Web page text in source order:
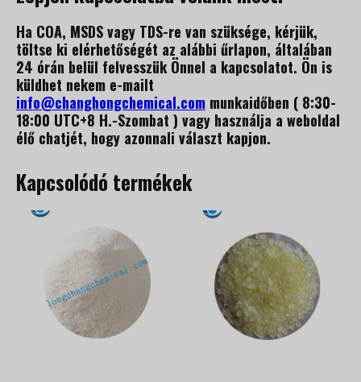
Ha COA, MSDS vagy TDS-re van szüksége, kérjük,
töltse ki elérhetőségét az alábbi űrlapon, általában
24 órán belül felvesszük Önnel a kapcsolatot. Ön is
küldhet nekem e-mailt
info@changhongchemical.com munkaidőben ( 8:30-
18:00 UTC+8 H.-Szombat ) vagy használja a weboldal
élő chatjét, hogy azonnali választ kapjon.
Kapcsolódó termékek